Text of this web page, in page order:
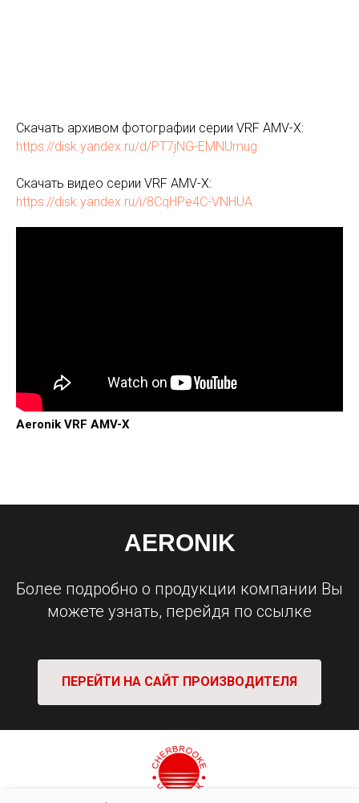
Скачать архивом фотографии серии VRF AMV-X:
https://disk.yandex.ru/d/PT7jNG-EMNUmug
Скачать видео серии VRF AMV-X:
https://disk.yandex.ru/i/8CqHPe4C-VNHUA
Aeronik VRF AMV-X
AERONIK
Более подробно о продукции компании Вы
можете узнать, перейдя по ссылке
ПЕРЕЙТИ НА САЙТ ПРОИЗВОДИТЕЛЯ